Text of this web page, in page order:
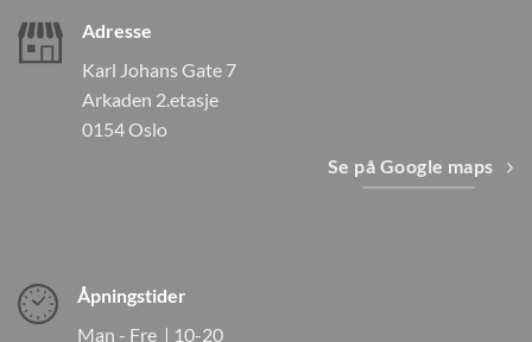
Adresse
Karl Johans Gate 7
Arkaden 2.etasje
0154 Oslo
Se på Google maps
Åpningstider
Man - Fre | 10-20